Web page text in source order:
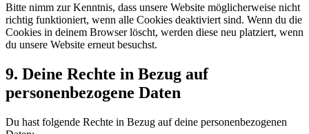
Bitte nimm zur Kenntnis, dass unsere Website möglicherweise nicht
richtig funktioniert, wenn alle Cookies deaktiviert sind. Wenn du die
Cookies in deinem Browser löscht, werden diese neu platziert, wenn
du unsere Website erneut besuchst.
9. Deine Rechte in Bezug auf
personenbezogene Daten
Du hast folgende Rechte in Bezug auf deine personenbezogenen